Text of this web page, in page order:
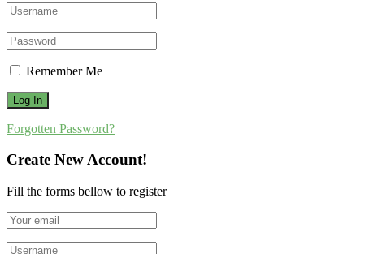
Remember Me
Forgotten Password?
Create New Account!
Fill the forms bellow to register